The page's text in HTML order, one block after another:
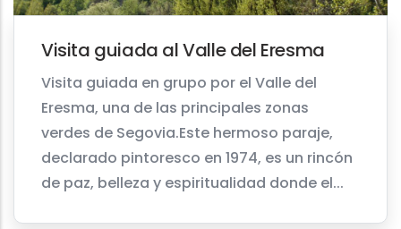
Visita guiada al Valle del Eresma
Visita guiada en grupo por el Valle del
Eresma, una de las principales zonas
verdes de Segovia.Este hermoso paraje,
declarado pintoresco en 1974, es un rincón
de paz, belleza y espiritualidad donde el...